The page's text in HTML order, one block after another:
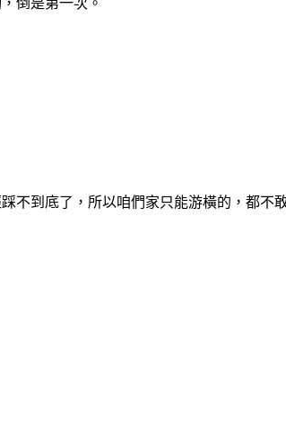
不到底了，所以咱們家只能游橫的，都不